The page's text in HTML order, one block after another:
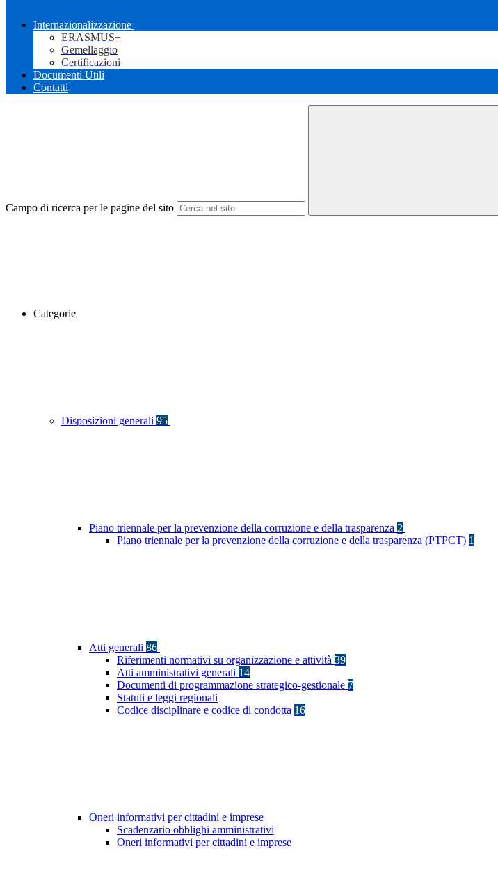
Internazionalizzazione
ERASMUS+
Gemellaggio
Certificazioni
Documenti Utili
Contatti
Campo di ricerca per le pagine del sito
Categorie
Disposizioni generali 95
Piano triennale per la prevenzione della corruzione e della trasparenza 2
Piano triennale per la prevenzione della corruzione e della trasparenza (PTPCT) 1
Atti generali 86
Riferimenti normativi su organizzazione e attività 39
Atti amministrativi generali 14
Documenti di programmazione strategico-gestionale 7
Statuti e leggi regionali
Codice disciplinare e codice di condotta 16
Oneri informativi per cittadini e imprese
Scadenzario obblighi amministrativi
Oneri informativi per cittadini e imprese